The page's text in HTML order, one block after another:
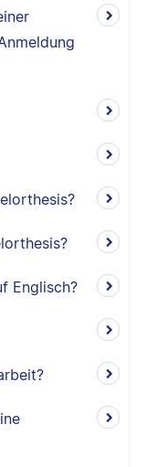
Englisch?